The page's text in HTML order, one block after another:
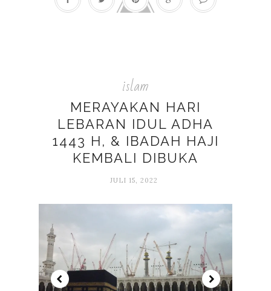
islam
MERAYAKAN HARI
LEBARAN IDUL ADHA
1443 H, & IBADAH HAJI
KEMBALI DIBUKA
JULI 15, 2022